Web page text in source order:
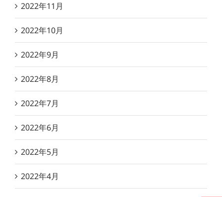
2022年11月
2022年10月
2022年9月
2022年8月
2022年7月
2022年6月
2022年5月
2022年4月